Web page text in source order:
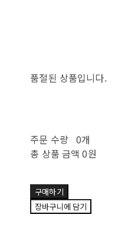
품절된 상품입니다.
주문 수량 0개
총 상품 금액 0원
구매하기
장바구니에 담기